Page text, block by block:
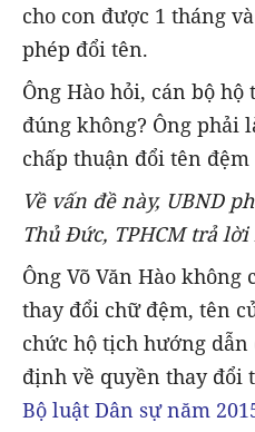
cho con được 1 tháng
phép đổi tên.
Ông Hào hỏi, cán bộ
đúng không? Ông phải
chấp thuận đổi tên đệm
Về vấn đề này, UBND
Thủ Đức, TPHCM trả lời
Ông Võ Văn Hào không
thay đổi chữ đệm, tên
chức hộ tịch hướng
định về quyền thay đổi
Bộ luật Dân sự năm